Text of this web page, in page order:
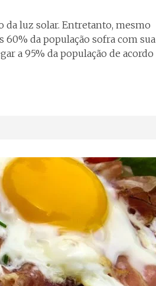
luz solar. Entretanto, mesmo
da população sofra com sua
a 95% da população de acordo